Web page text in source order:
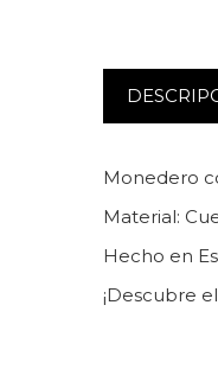
Monedero
Material:
Hecho en
¡Descubre